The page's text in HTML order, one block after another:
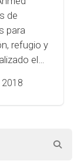
de
para
refugio y
el…
2018